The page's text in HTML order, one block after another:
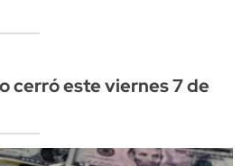
cerró este viernes 7 de